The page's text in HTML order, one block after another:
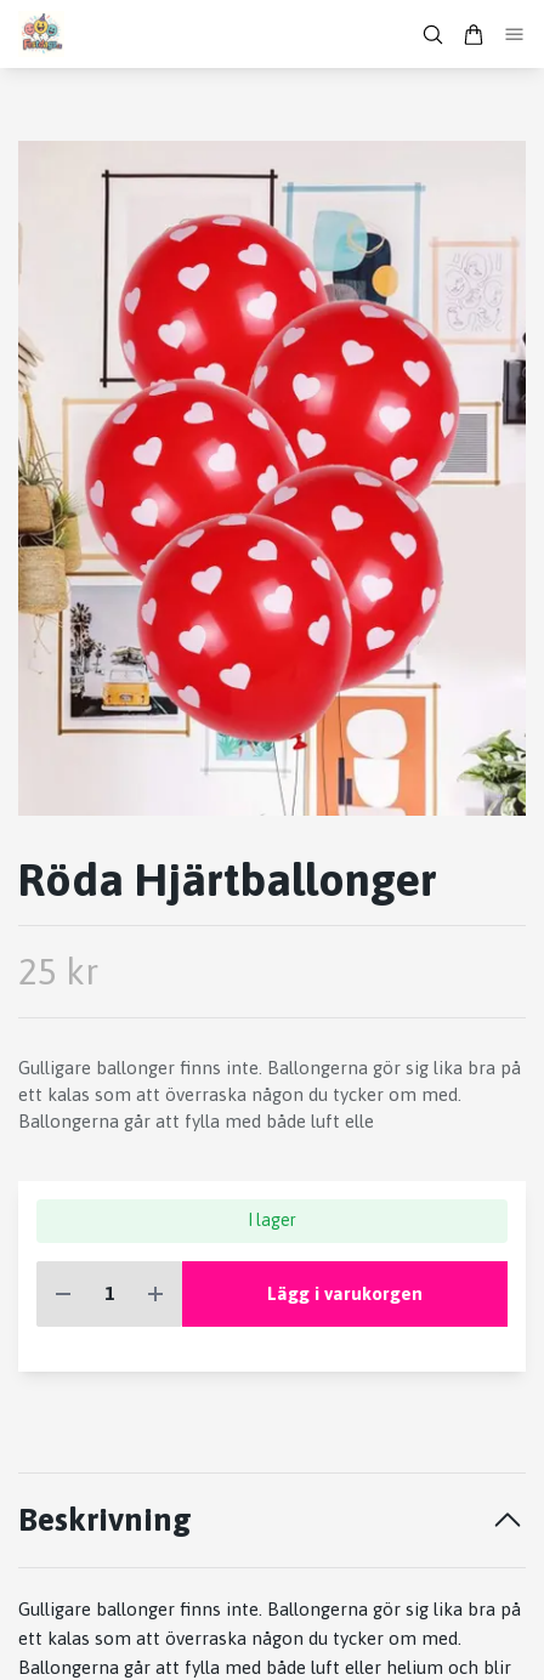
Röda Hjärtballonger
25 kr
Gulligare ballonger finns inte. Ballongerna gör sig lika bra på
ett kalas som att överraska någon du tycker om med.
Ballongerna går att fylla med både luft elle
I lager
Lägg i varukorgen
Beskrivning
Gulligare ballonger finns inte. Ballongerna gör sig lika bra på
ett kalas som att överraska någon du tycker om med.
Ballongerna går att fylla med både luft eller helium och blir